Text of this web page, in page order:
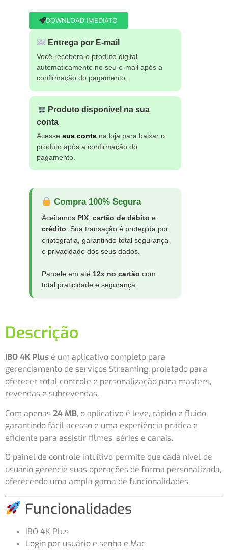
DOWNLOAD IMEDIATO
Entrega por E-mail
Você receberá o produto digital
automaticamente no seu e-mail após a
confirmação do pagamento.
Produto disponível na sua
conta
Acesse sua conta na loja para baixar o
produto após a confirmação do
pagamento.
Compra 100% Segura
Aceitamos PIX, cartão de débito e
crédito. Sua transação é protegida por
criptografia, garantindo total segurança
e privacidade dos seus dados.
Parcele em até 12x no cartão com
total praticidade e segurança.
Descrição
IBO 4K Plus é um aplicativo completo para
gerenciamento de serviços Streaming, projetado para
oferecer total controle e personalização para masters,
revendas e subrevendas.
Com apenas24 MB, o aplicativo é leve, rápido e fluido,
garantindo fácil acesso e uma experiência prática e
eficiente para assistir filmes, séries e canais.
O painel de controle intuitivo permite que cada nível de
usuário gerencie suas operações de forma personalizada,
oferecendo uma ampla gama de funcionalidades.
Funcionalidades
IBO 4K Plus
Login por usuário e senha e Mac